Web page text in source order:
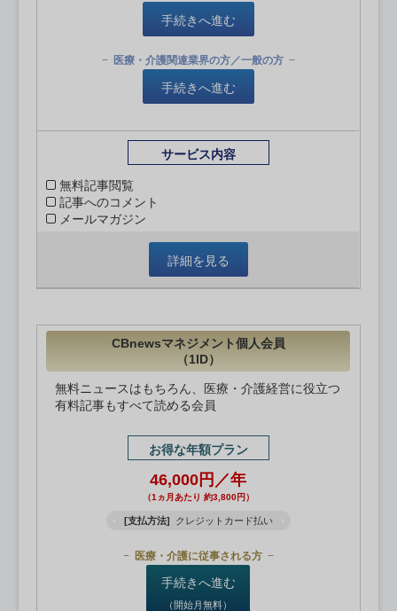
手続きへ進む
医療・介護関連業界の方／一般の方
手続きへ進む
サービス内容
無料記事閲覧
記事へのコメント
メールマガジン
詳細を見る
CBnewsマネジメント個人会員
（1ID）
無料ニュースはもちろん、医療・介護経営に役立つ
有料記事もすべて読める会員
お得な年額プラン
46,000円／年
（1ヵ月あたり 約3,800円）
[支払方法] クレジットカード払い
医療・介護に従事される方
手続きへ進む
（開始月無料）